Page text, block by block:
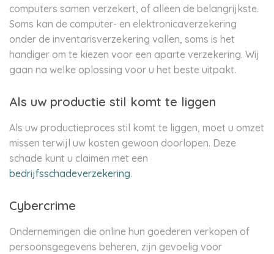
computers samen verzekert, of alleen de belangrijkste.
Soms kan de computer- en elektronicaverzekering
onder de inventarisverzekering vallen, soms is het
handiger om te kiezen voor een aparte verzekering. Wij
gaan na welke oplossing voor u het beste uitpakt.
Als uw productie stil komt te liggen
Als uw productieproces stil komt te liggen, moet u omzet
missen terwijl uw kosten gewoon doorlopen. Deze
schade kunt u claimen met een
bedrijfsschadeverzekering.
Cybercrime
Ondernemingen die online hun goederen verkopen of
persoonsgegevens beheren, zijn gevoelig voor